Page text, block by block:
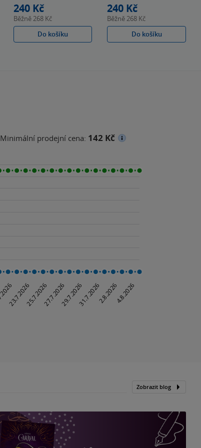
240 Kč
Běžně268 Kč
Do košíku
240 Kč
Běžně268 Kč
Do košíku
Minimální prodejní cena: 142 Kč
Zobrazit blog